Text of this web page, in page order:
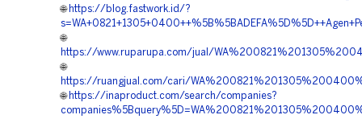
🌐 https://blog.fastwork.id/?
🌐
https://www.ruparupa.com/jual/
🌐
https://ruangjual.com/cari/
🌐 https://inaproduct.com/search/companies?